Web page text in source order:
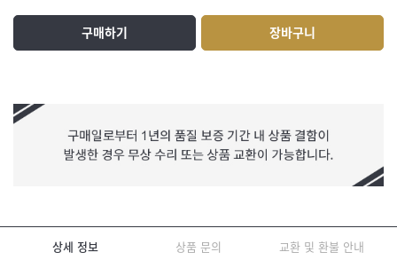
구매하기 장바구니
상세 정보 상품 문의 교환 및 환불 안내